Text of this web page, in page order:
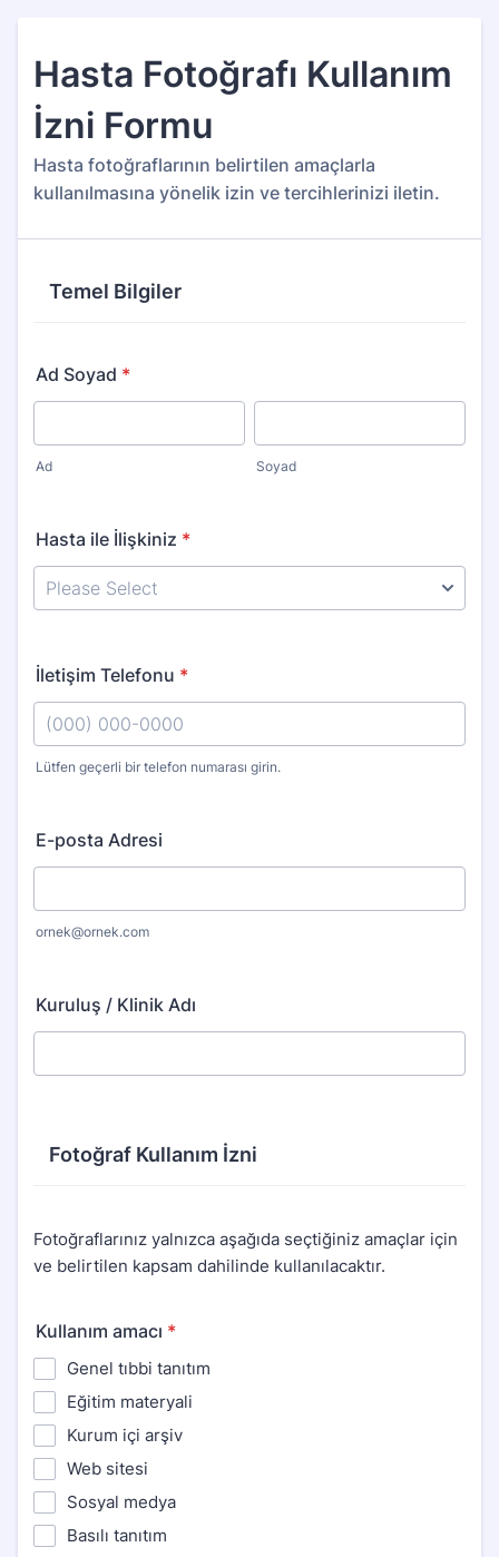
Hasta Fotoğrafı Kullanım
İzni Formu
Hasta fotoğraflarının belirtilen amaçlarla
kullanılmasına yönelik izin ve tercihlerinizi iletin.
Temel Bilgiler
Ad Soyad *
Ad Soyad
Hasta ile İlişkiniz *
İletişim Telefonu *
Lütfen geçerli bir telefon numarası girin.
E-posta Adresi
ornek@ornek.com
Kuruluş / Klinik Adı
Fotoğraf Kullanım İzni
Fotoğraflarınız yalnızca aşağıda seçtiğiniz amaçlar için
ve belirtilen kapsam dahilinde kullanılacaktır.
Kullanım amacı *
Genel tıbbi tanıtım
Eğitim materyali
Kurum içi arşiv
Web sitesi
Sosyal medya
Basılı tanıtım